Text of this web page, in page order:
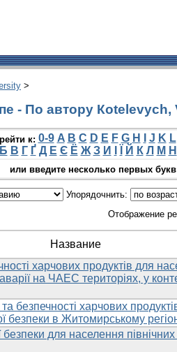
>
- По автору Кotelevych,
к: 0-9 A B C D E F G H J K L
Б В Г Ґ Д Е Є Ё Ж З И Й К Л М Н
или введите несколько первых
Упорядочнить:
Отображение
Название
харчових продуктів для
на ЧАЕС територіях, у
безпечності харчових
безпеки в Житомирському
безпеки для населення